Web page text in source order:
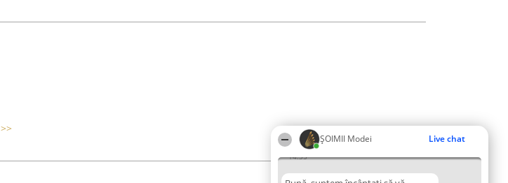
ȘOIMII Modei Live chat
14:35